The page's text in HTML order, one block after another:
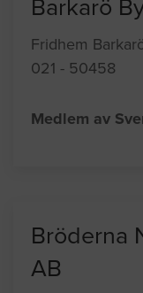
Barkarö
Fridhem
021 - 50458
Medlem av
Bröderna
AB